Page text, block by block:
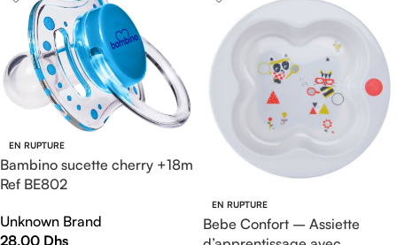
EN RUPTURE
Bambino sucette cherry +18m
Ref BE802
Unknown Brand
28,00 Dhs
EN RUPTURE
Bebe Confort – Assiette